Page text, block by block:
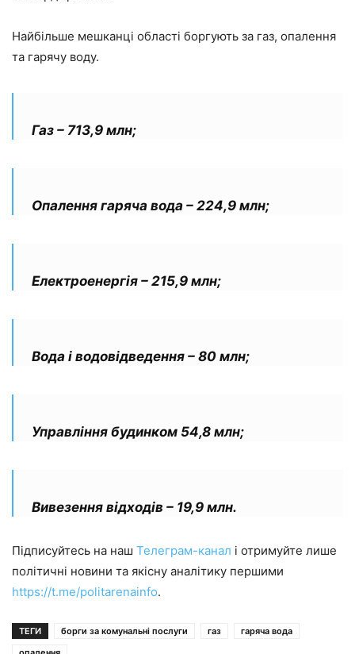
Найбільше мешканці області боргують за газ, опалення
та гарячу воду.
Газ – 713,9 млн;
Опалення гаряча вода – 224,9 млн;
Електроенергія – 215,9 млн;
Вода і водовідведення – 80 млн;
Управління будинком 54,8 млн;
Вивезення відходів – 19,9 млн.
Підписуйтесь на наш Телеграм-канал і отримуйте лише
політичні новини та якісну аналітику першими
https://t.me/politarenainfo.
ТЕГИ борги за комунальні послуги газ
гаряча вода